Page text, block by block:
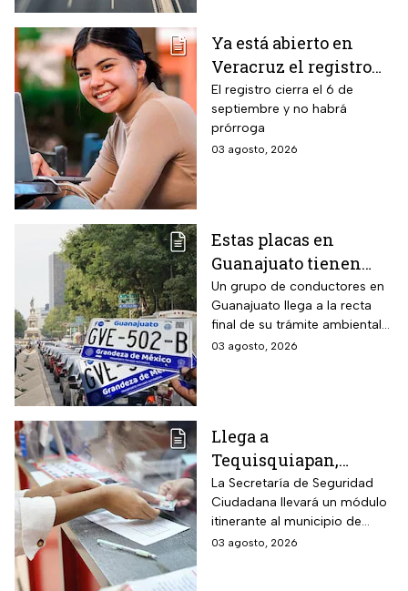
sanción de miles de pesos.
Ya está abierto en
Veracruz el registro
para becas de hasta
$3,000 pesos para
estudiantes de todos
los niveles: fecha
El registro cierra el 6 de
septiembre y no habrá
prórroga
03 agosto, 2026
Estas placas en
Guanajuato tienen
hasta el 31 de agosto
2026 para realizar la
verificación
vehicular o habrá
Un grupo de conductores en
Guanajuato llega a la recta
final de su trámite ambiental
semestral. El descuido cuesta
03 agosto, 2026
Llega a
Tequisquiapan,
Querétaro, unidad
móvil de licencia de
conducir este martes
4 de agosto: los cupos
La Secretaría de Seguridad
Ciudadana llevará un módulo
itinerante al municipio de
Tequisquiapan, en Querétaro,
03 agosto, 2026